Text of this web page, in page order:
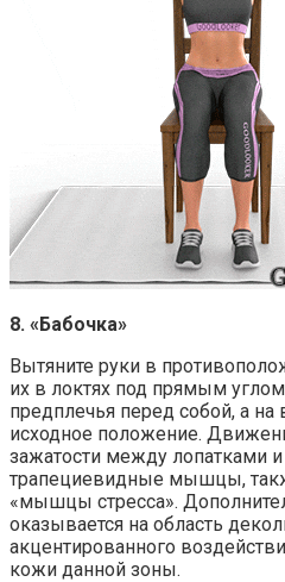
8. «Бабочка»
Вытяните руки в
их в локтях под прямым
предплечья перед собой, а на
исходное положение.
зажатости между лопатками и
трапециевидные мышцы,
«мышцы стресса».
оказывается на область
акцентированного
кожи данной зоны.